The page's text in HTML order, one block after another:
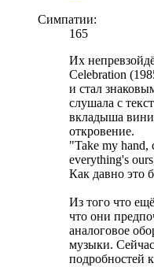
Симпатии:
165
Их
Celebration
и стал
слушала с
вкладыша
откровение.
"Take my hand,
everything's
Как давно это
Из того что
что они
аналоговое
музыки.
подробностей